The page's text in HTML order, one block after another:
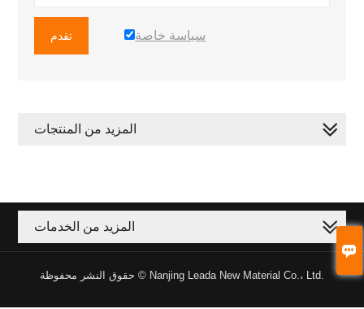

تقدم سياسة خاصة
المزيد من المنتجات
المزيد من الخدمات
حقوق النشر محفوظة © Nanjing Leada New Material Co.، Ltd.